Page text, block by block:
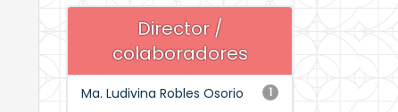
Director /
colaboradores
1
Ma. Ludivina Robles Osorio